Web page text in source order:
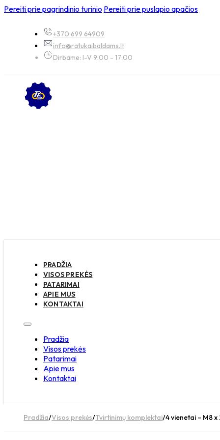
Pereiti prie pagrindinio turinio Pereiti prie puslapio apačios
+370 699 64909
info@ratukaibaldams.lt
Dirbame: I-V 9:00 - 17:00
PRADŽIA
VISOS PREKĖS
PATARIMAI
APIE MUS
KONTAKTAI
Pradžia
Visos prekės
Patarimai
Apie mus
Kontaktai
Pradžia/Visos prekės/Tvirtinimų komplektai/4 vienetai – M8